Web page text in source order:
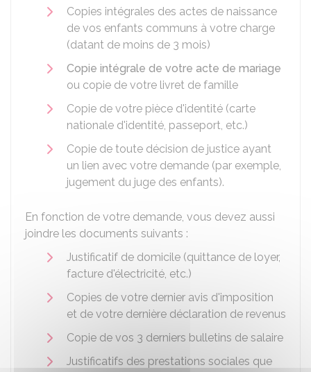
Copies intégrales des actes de naissance
de vos enfants communs à votre charge
(datant de moins de 3 mois)
Copie intégrale de votre acte de mariage
ou copie de votre livret de famille
Copie de votre pièce d'identité (carte
nationale d'identité, passeport, etc.)
Copie de toute décision de justice ayant
un lien avec votre demande (par exemple,
jugement du juge des enfants).
En fonction de votre demande, vous devez aussi
joindre les documents suivants :
Justificatif de domicile (quittance de loyer,
facture d'électricité, etc.)
Copies de votre dernier avis d'imposition
et de votre dernière déclaration de revenus
Copie de vos 3 derniers bulletins de salaire
Justificatifs des prestations sociales que